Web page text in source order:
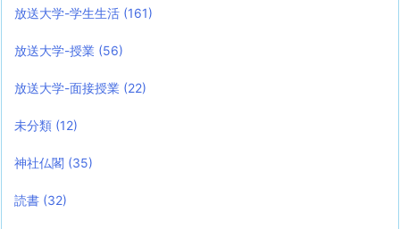
放送大学-学生生活 (161)
放送大学-授業 (56)
放送大学-面接授業 (22)
未分類 (12)
神社仏閣 (35)
読書 (32)